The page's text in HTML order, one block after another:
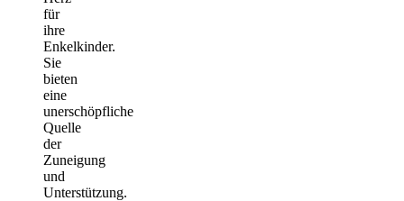
für
ihre
Enkelkinder.
Sie
bieten
eine
unerschöpfliche
Quelle
der
Zuneigung
und
Unterstützung.